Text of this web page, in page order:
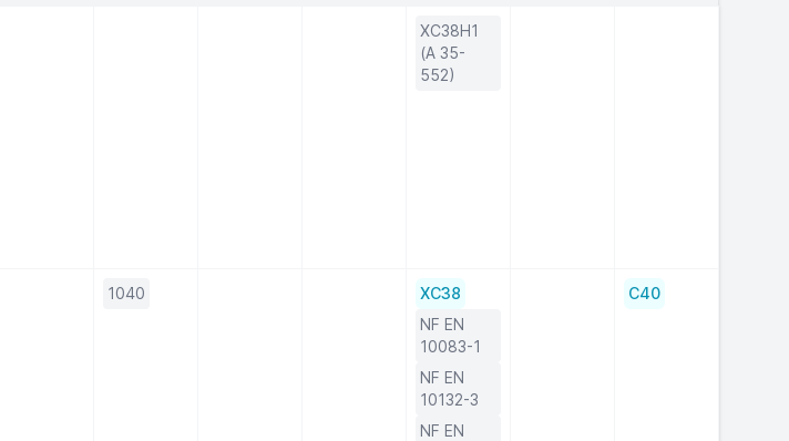
XC38H1
(A 35-
552)
1040
XC38
NF EN
10083-1
NF EN
10132-3
NF EN
C40